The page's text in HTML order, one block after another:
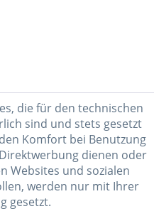
die für den technischen
sind und stets gesetzt
Komfort bei Benutzung
dienen oder
Websites und sozialen
werden nur mit Ihrer
gesetzt.